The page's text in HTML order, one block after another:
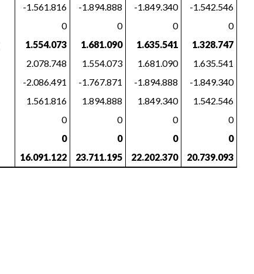
-1.561.816 -1.894.888 -1.849.340
-1.542.546
0 0 0
0
1.554.073 1.681.090 1.635.541
1.328.747
2.078.748 1.554.073 1.681.090
1.635.541
-2.086.491 -1.767.871 -1.894.888
-1.849.340
1.561.816 1.894.888 1.849.340
1.542.546
0 0 0
0
0 0 0
0
16.091.122 23.711.195 22.202.370 20.739.093